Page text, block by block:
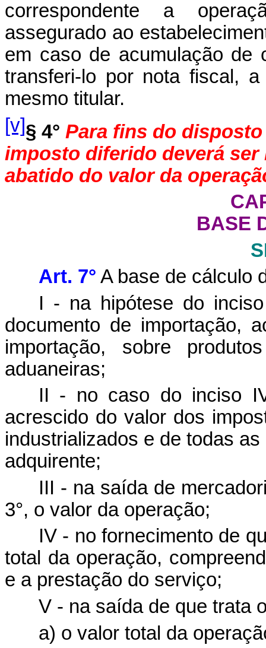
correspondente a
assegurado ao
em caso de acumulação de
transferi-lo por nota fiscal,
mesmo titular.
[v]§ 4° Para fins do
imposto diferido deverá
abatido do valor da
BASE
Art. 7° A base de cálculo
I - na hipótese do
documento de importação,
importação, sobre
aduaneiras;
II - no caso do inciso
acrescido do valor dos
industrializados e de todas
adquirente;
III - na saída de
3°, o valor da operação;
IV - no fornecimento de
total da operação,
e a prestação do serviço;
V - na saída de que trata
a) o valor total da